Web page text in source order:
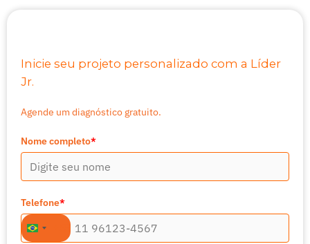
Inicie seu projeto personalizado com a Líder
Jr.
Agende um diagnóstico gratuito.
Nome completo*
Telefone*
Brazil +55